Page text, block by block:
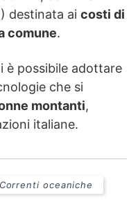
destinata ai costi di
comune.
è possibile adottare
che si
montanti,
italiane.
Correnti oceaniche